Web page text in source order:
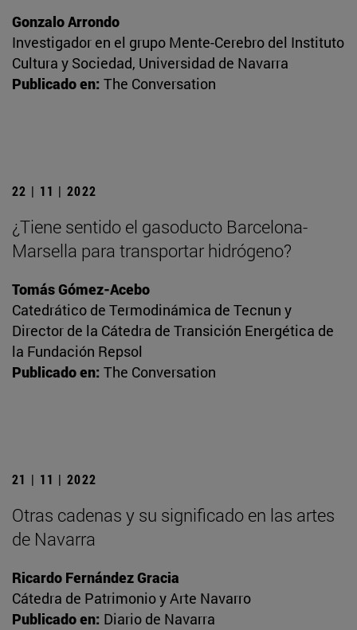
Gonzalo Arrondo
Investigador en el grupo Mente-Cerebro del Instituto
Cultura y Sociedad, Universidad de Navarra
Publicado en: The Conversation
22 | 11 | 2022
¿Tiene sentido el gasoducto Barcelona-
Marsella para transportar hidrógeno?
Tomás Gómez-Acebo
Catedrático de Termodinámica de Tecnun y
Director de la Cátedra de Transición Energética de
la Fundación Repsol
Publicado en: The Conversation
21 | 11 | 2022
Otras cadenas y su significado en las artes
de Navarra
Ricardo Fernández Gracia
Cátedra de Patrimonio y Arte Navarro
Publicado en: Diario de Navarra